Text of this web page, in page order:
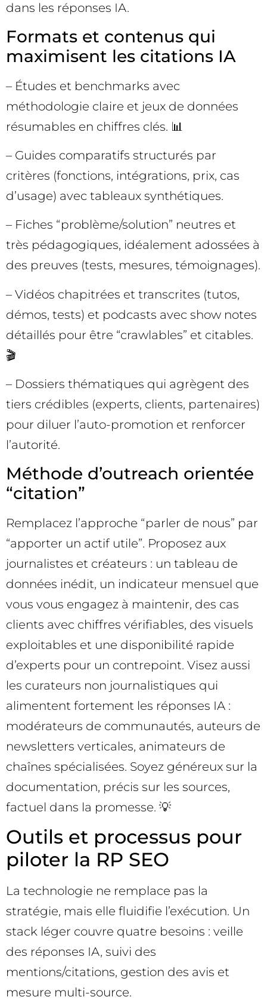
dans les réponses IA.
Formats et contenus qui
maximisent les citations IA
– Études et benchmarks avec
méthodologie claire et jeux de données
résumables en chiffres clés. 📊
– Guides comparatifs structurés par
critères (fonctions, intégrations, prix, cas
d’usage) avec tableaux synthétiques.
– Fiches “problème/solution” neutres et
très pédagogiques, idéalement adossées à
des preuves (tests, mesures, témoignages).
– Vidéos chapitrées et transcrites (tutos,
démos, tests) et podcasts avec show notes
détaillés pour être “crawlables” et citables.
🎬
– Dossiers thématiques qui agrègent des
tiers crédibles (experts, clients, partenaires)
pour diluer l’auto-promotion et renforcer
l’autorité.
Méthode d’outreach orientée
“citation”
Remplacez l’approche “parler de nous” par
“apporter un actif utile”. Proposez aux
journalistes et créateurs : un tableau de
données inédit, un indicateur mensuel que
vous vous engagez à maintenir, des cas
clients avec chiffres vérifiables, des visuels
exploitables et une disponibilité rapide
d’experts pour un contrepoint. Visez aussi
les curateurs non journalistiques qui
alimentent fortement les réponses IA :
modérateurs de communautés, auteurs de
newsletters verticales, animateurs de
chaînes spécialisées. Soyez généreux sur la
documentation, précis sur les sources,
factuel dans la promesse. 💡
Outils et processus pour
piloter la RP SEO
La technologie ne remplace pas la
stratégie, mais elle fluidifie l’exécution. Un
stack léger couvre quatre besoins : veille
des réponses IA, suivi des
mentions/citations, gestion des avis et
mesure multi-source.